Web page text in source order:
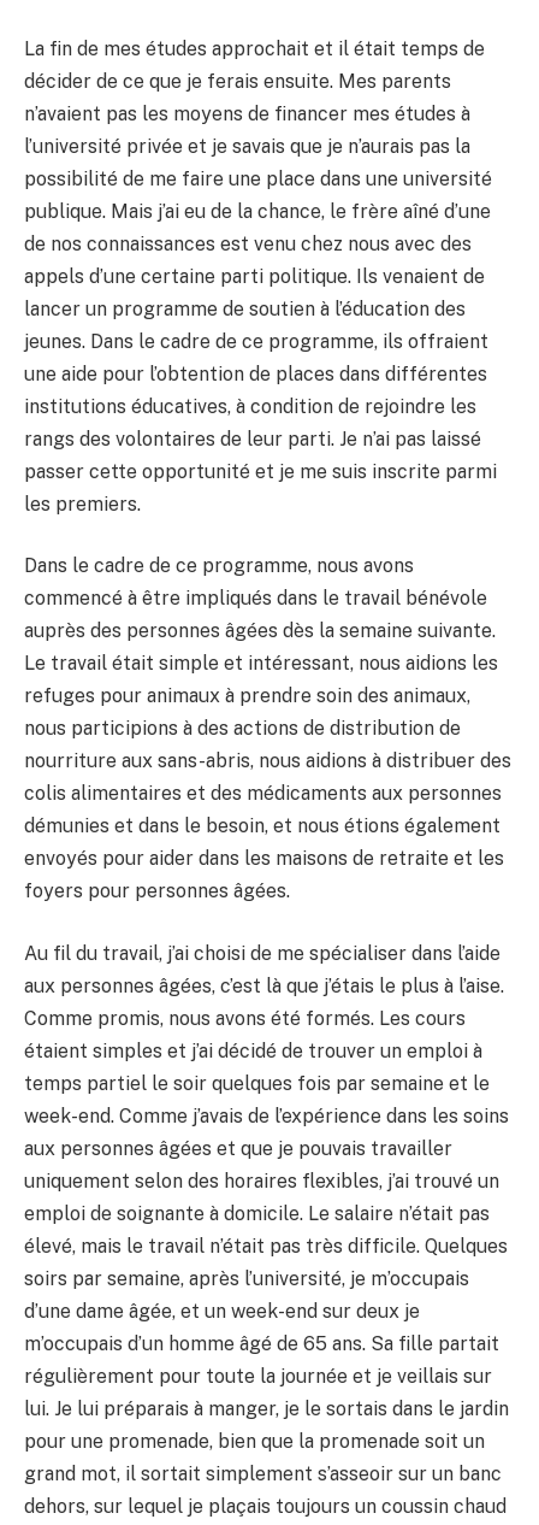
La fin de mes études approchait et il était temps de
décider de ce que je ferais ensuite. Mes parents
n’avaient pas les moyens de financer mes études à
l’université privée et je savais que je n’aurais pas la
possibilité de me faire une place dans une université
publique. Mais j’ai eu de la chance, le frère aîné d’une
de nos connaissances est venu chez nous avec des
appels d’une certaine parti politique. Ils venaient de
lancer un programme de soutien à l’éducation des
jeunes. Dans le cadre de ce programme, ils offraient
une aide pour l’obtention de places dans différentes
institutions éducatives, à condition de rejoindre les
rangs des volontaires de leur parti. Je n’ai pas laissé
passer cette opportunité et je me suis inscrite parmi
les premiers.
Dans le cadre de ce programme, nous avons
commencé à être impliqués dans le travail bénévole
auprès des personnes âgées dès la semaine suivante.
Le travail était simple et intéressant, nous aidions les
refuges pour animaux à prendre soin des animaux,
nous participions à des actions de distribution de
nourriture aux sans-abris, nous aidions à distribuer des
colis alimentaires et des médicaments aux personnes
démunies et dans le besoin, et nous étions également
envoyés pour aider dans les maisons de retraite et les
foyers pour personnes âgées.
Au fil du travail, j’ai choisi de me spécialiser dans l’aide
aux personnes âgées, c’est là que j’étais le plus à l’aise.
Comme promis, nous avons été formés. Les cours
étaient simples et j’ai décidé de trouver un emploi à
temps partiel le soir quelques fois par semaine et le
week-end. Comme j’avais de l’expérience dans les soins
aux personnes âgées et que je pouvais travailler
uniquement selon des horaires flexibles, j’ai trouvé un
emploi de soignante à domicile. Le salaire n’était pas
élevé, mais le travail n’était pas très difficile. Quelques
soirs par semaine, après l’université, je m’occupais
d’une dame âgée, et un week-end sur deux je
m’occupais d’un homme âgé de 65 ans. Sa fille partait
régulièrement pour toute la journée et je veillais sur
lui. Je lui préparais à manger, je le sortais dans le jardin
pour une promenade, bien que la promenade soit un
grand mot, il sortait simplement s’asseoir sur un banc
dehors, sur lequel je plaçais toujours un coussin chaud